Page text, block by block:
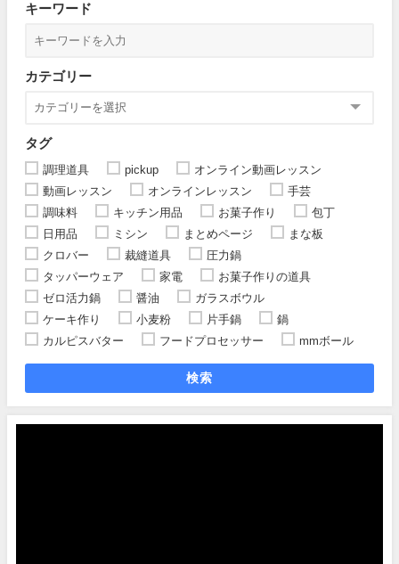
キーワード
カテゴリー
タグ
調理道具 pickup
オンライン動画レッスン
動画レッスン
オンラインレッスン
手芸
調味料
キッチン用品 お菓子作り
包丁
日用品
ミシン まとめページ
まな板
クロバー
裁縫道具
圧力鍋
タッパーウェア
家電
お菓子作りの道具
ゼロ活力鍋
醤油
ガラスボウル
ケーキ作り
小麦粉 片手鍋
鍋
カルピスバター
フードプロセッサー mmボール
検索